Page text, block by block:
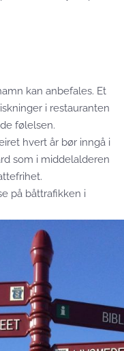
kan anbefales. Et
i restauranten
følelsen.
hvert år bør inngå i
som i middelalderen
på båttrafikken i